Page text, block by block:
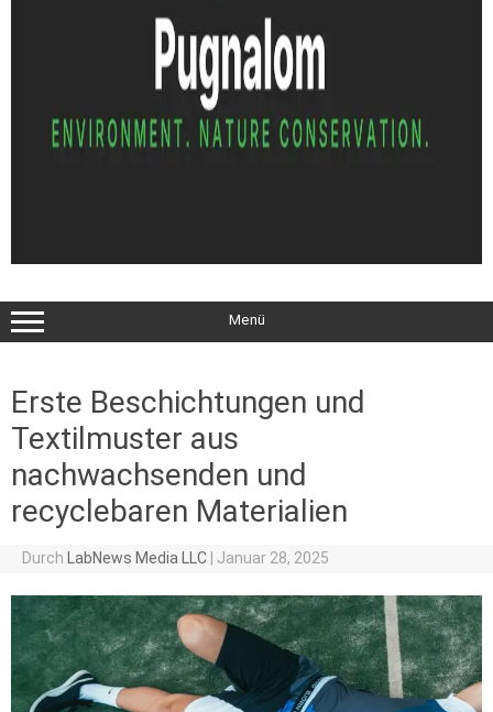
Menü
Erste Beschichtungen und
Textilmuster aus
nachwachsenden und
recyclebaren Materialien
Durch LabNews Media LLC Januar 28, 2025